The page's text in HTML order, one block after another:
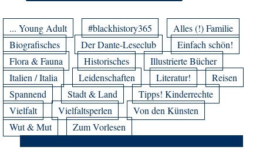
... Young Adult #blackhistory365
Alles (!) Familie
Biografisches
Der Dante-Leseclub
Einfach schön!
Flora & Fauna
Historisches
Illustrierte Bücher
Italien / Italia
Leidenschaften Literatur!
Reisen
Spannend
Stadt & Land
Tipps! Kinderrechte
Vielfalt
Vielfaltsperlen
Von den Künsten
Wut & Mut
Zum Vorlesen